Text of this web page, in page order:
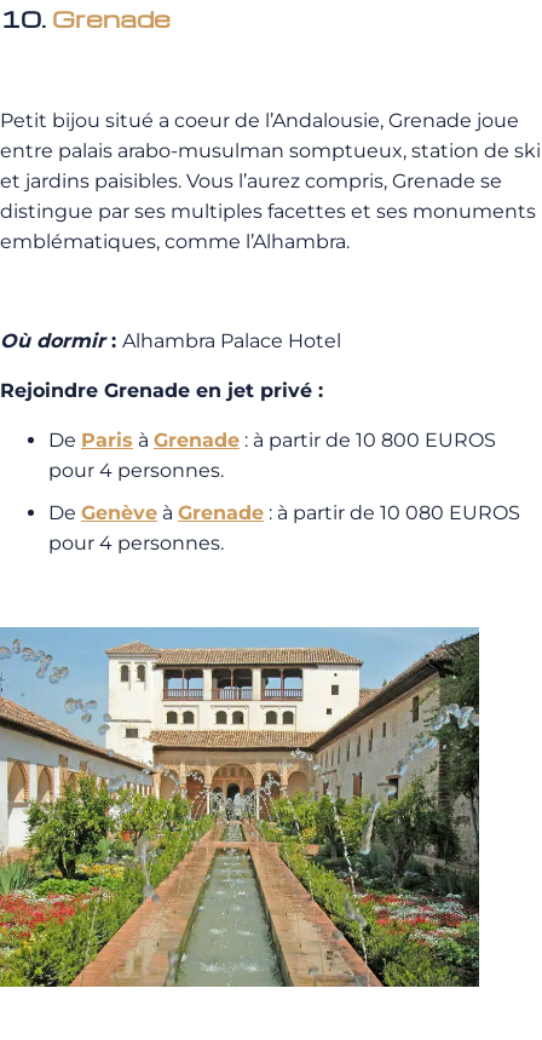
10. Grenade
Petit bijou situé a coeur de l’Andalousie, Grenade joue
entre palais arabo-musulman somptueux, station de ski
et jardins paisibles. Vous l’aurez compris, Grenade se
distingue par ses multiples facettes et ses monuments
emblématiques, comme l’Alhambra.
Où dormir: Alhambra Palace Hotel
Rejoindre Grenade en jet privé :
De Paris à Grenade : à partir de 10 800 EUROS
pour 4 personnes.
De Genève à Grenade : à partir de 10 080 EUROS
pour 4 personnes.